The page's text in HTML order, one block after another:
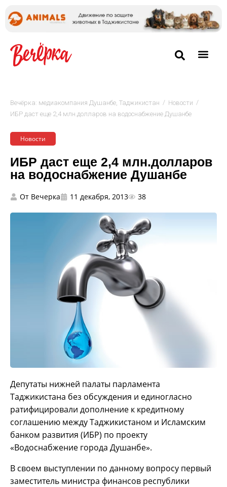
Вечёрка: медиакомпания Душанбе, Таджикистан / Новости /
ИБР даст еще 2,4 млн.долларов на водоснабжение Душанбе
Новости
ИБР даст еще 2,4 млн.долларов
на водоснабжение Душанбе
От Вечерка 11 декабря, 2013 38
Депутаты нижней палаты парламента
Таджикистана без обсуждения и единогласно
ратифицировали дополнение к кредитному
соглашению между Таджикистаном и Исламским
банком развития (ИБР) по проекту
«Водоснабжение города Душанбе».
В своем выступлении по данному вопросу первый
заместитель министра финансов республики